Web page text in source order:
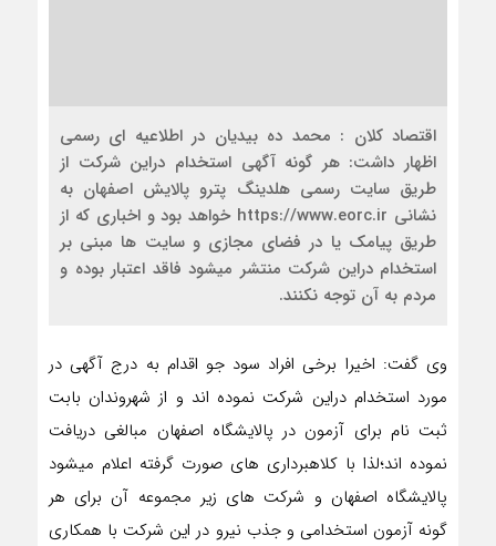
اقتصاد کلان : محمد ده بیدیان در اطلاعیه ای رسمی
اظهار داشت: هر گونه آگهی استخدام دراین شرکت از
طریق سایت رسمی هلدینگ پترو پالایش اصفهان به
نشانی https://www.eorc.ir خواهد بود و اخباری که از
طریق پیامک یا در فضای مجازی و سایت ها مبنی بر
استخدام دراین شرکت منتشر میشود فاقد اعتبار بوده و
مردم به آن توجه نکنند.
وی گفت: اخیرا برخی افراد سود جو اقدام به درج آگهی در
مورد استخدام دراین شرکت نموده اند و از شهروندان بابت
ثبت نام برای آزمون در پالایشگاه اصفهان مبالغی دریافت
نموده اند؛لذا با کلاهبرداری های صورت گرفته اعلام میشود
پالایشگاه اصفهان و شرکت های زیر مجموعه آن برای هر
گونه آزمون استخدامی و جذب نیرو در این شرکت با همکاری